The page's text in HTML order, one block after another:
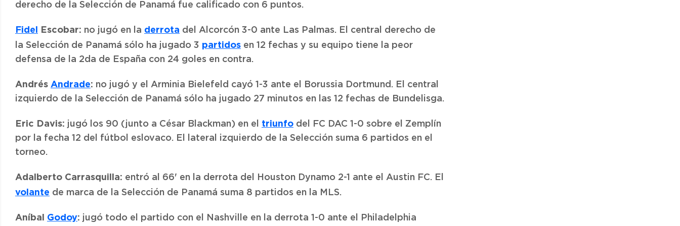
derecho de la Selección de Panamá fue calificado con 6 puntos.
Fidel Escobar: no jugó en la derrota del Alcorcón 3-0 ante Las Palmas. El central derecho de
la Selección de Panamá sólo ha jugado 3 partidos en 12 fechas y su equipo tiene la peor
defensa de la 2da de España con 24 goles en contra.
Andrés Andrade: no jugó y el Arminia Bielefeld cayó 1-3 ante el Borussia Dortmund. El central
izquierdo de la Selección de Panamá sólo ha jugado 27 minutos en las 12 fechas de Bundelisga.
Eric Davis: jugó los 90 (junto a César Blackman) en el triunfo del FC DAC 1-0 sobre el Zemplín
por la fecha 12 del fútbol eslovaco. El lateral izquierdo de la Selección suma 6 partidos en el
torneo.
Adalberto Carrasquilla: entró al 66' en la derrota del Houston Dynamo 2-1 ante el Austin FC. El
volante de marca de la Selección de Panamá suma 8 partidos en la MLS.
Aníbal Godoy: jugó todo el partido con el Nashville en la derrota 1-0 ante el Philadelphia